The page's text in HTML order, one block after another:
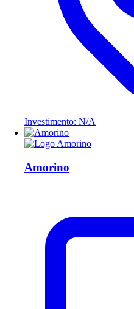
Investimento: N/A
Amorino